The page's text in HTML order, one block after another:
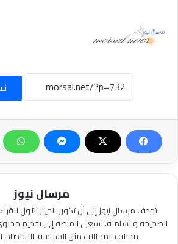
مرسال نيوز
تهدف مرسال نيوز إلى أن تكون الخيار الأول للقراء
الصحيحة والشاملة. تسعى المنصة إلى تقديم
مختلف المجالات مثل السياسة، الاقتصاد،